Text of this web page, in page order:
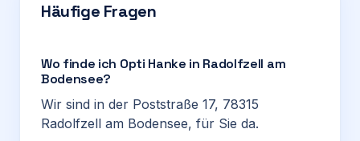
Häufige Fragen
Wo finde ich Opti Hanke in Radolfzell am
Bodensee?
Wir sind in der Poststraße 17, 78315
Radolfzell am Bodensee, für Sie da.